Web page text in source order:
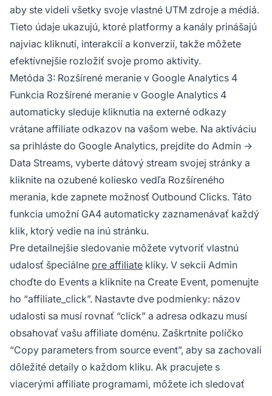
aby ste videli všetky svoje vlastné UTM zdroje a médiá.
Tieto údaje ukazujú, ktoré platformy a kanály prinášajú
najviac kliknutí, interakcií a konverzií, takže môžete
efektívnejšie rozložiť svoje promo aktivity.
Metóda 3: Rozšírené meranie v Google Analytics 4
Funkcia Rozšírené meranie v Google Analytics 4
automaticky sleduje kliknutia na externé odkazy
vrátane affiliate odkazov na vašom webe. Na aktiváciu
sa prihláste do Google Analytics, prejdite do Admin →
Data Streams, vyberte dátový stream svojej stránky a
kliknite na ozubené koliesko vedľa Rozšíreného
merania, kde zapnete možnosť Outbound Clicks. Táto
funkcia umožní GA4 automaticky zaznamenávať každý
klik, ktorý vedie na inú stránku.
Pre detailnejšie sledovanie môžete vytvoriť vlastnú
udalosť špeciálne pre affiliate kliky. V sekcii Admin
choďte do Events a kliknite na Create Event, pomenujte
ho “affiliate_click”. Nastavte dve podmienky: názov
udalosti sa musí rovnať “click” a adresa odkazu musí
obsahovať vašu affiliate doménu. Zaškrtnite políčko
“Copy parameters from source event”, aby sa zachovali
dôležité detaily o každom kliku. Ak pracujete s
viacerými affiliate programami, môžete ich sledovať